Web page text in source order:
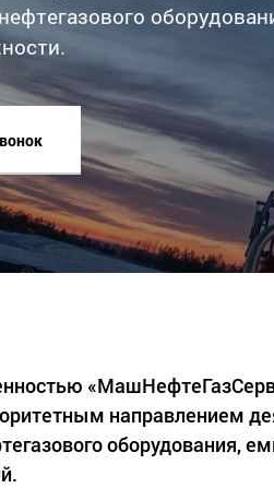
направлением
оборудования,